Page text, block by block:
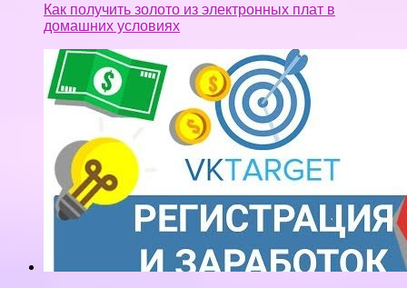
Как получить золото из электронных плат в
домашних условиях